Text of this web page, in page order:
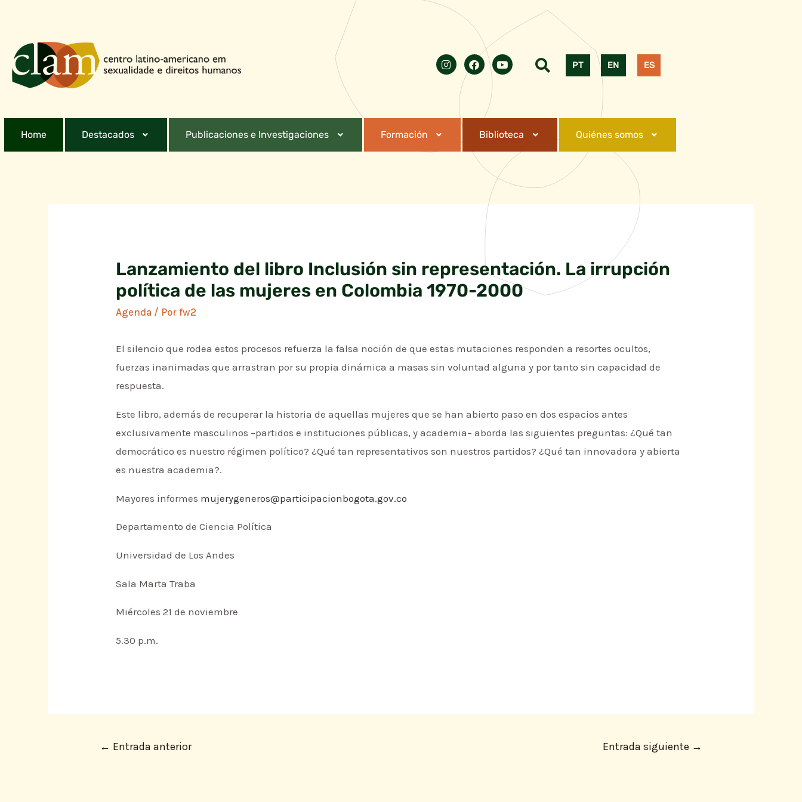
PT EN ES
Home Destacados Publicaciones e Investigaciones Formación Biblioteca Quiénes somos
Lanzamiento del libro Inclusión sin representación. La irrupción
política de las mujeres en Colombia 1970-2000
Agenda / Porfw2
El silencio que rodea estos procesos refuerza la falsa noción de que estas mutaciones responden a resortes ocultos,
fuerzas inanimadas que arrastran por su propia dinámica a masas sin voluntad alguna y por tanto sin capacidad de
respuesta.
Este libro, además de recuperar la historia de aquellas mujeres que se han abierto paso en dos espacios antes
exclusivamente masculinos –partidos e instituciones públicas, y academia– aborda las siguientes preguntas: ¿Qué tan
democrático es nuestro régimen político? ¿Qué tan representativos son nuestros partidos? ¿Qué tan innovadora y abierta
es nuestra academia?.
Mayores informes mujerygeneros@participacionbogota.gov.co
Departamento de Ciencia Política
Universidad de Los Andes
Sala Marta Traba
Miércoles 21 de noviembre
5.30 p.m.
← Entrada anterior Entrada siguiente →